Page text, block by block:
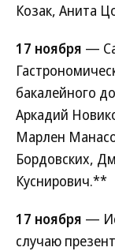
Козак, Анита
17 ноября —
бакалейного
Аркадий
Марлен
Бордовских,
Куснирович.**
17 ноября —
случаю